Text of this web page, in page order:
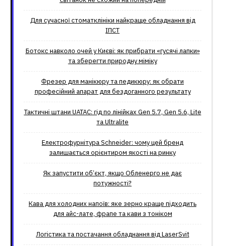
Для сучасної стоматклініки найкраще обладнання від
ІПСТ
Ботокс навколо очей у Києві: як прибрати «гусячі лапки»
та зберегти природну міміку
Фрезер для манікюру та педикюру: як обрати
професійний апарат для бездоганного результату
Тактичні штани UATAC: гід по лінійках Gen 5.7, Gen 5.6, Lite
та Ultralite
Електрофурнітура Schneider: чому цей бренд
залишається орієнтиром якості на ринку
Як запустити об’єкт, якщо Обленерго не дає
потужності?
Кава для холодних напоїв: яке зерно краще підходить
для айс-лате, фрапе та кави з тоніком
Логістика та постачання обладнання від LaserSvit